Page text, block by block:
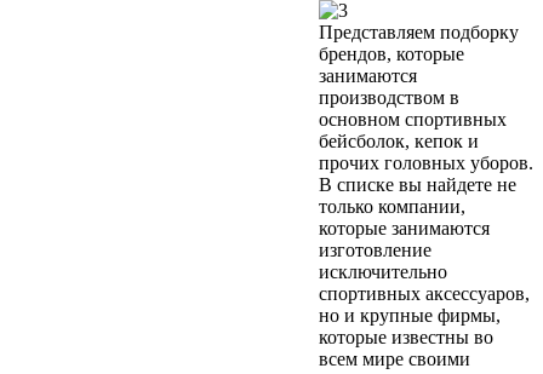
Представляем подборку
брендов, которые
занимаются
производством в
основном спортивных
бейсболок, кепок и
прочих головных уборов.
В списке вы найдете не
только компании,
которые занимаются
изготовление
исключительно
спортивных аксессуаров,
но и крупные фирмы,
которые известны во
всем мире своими